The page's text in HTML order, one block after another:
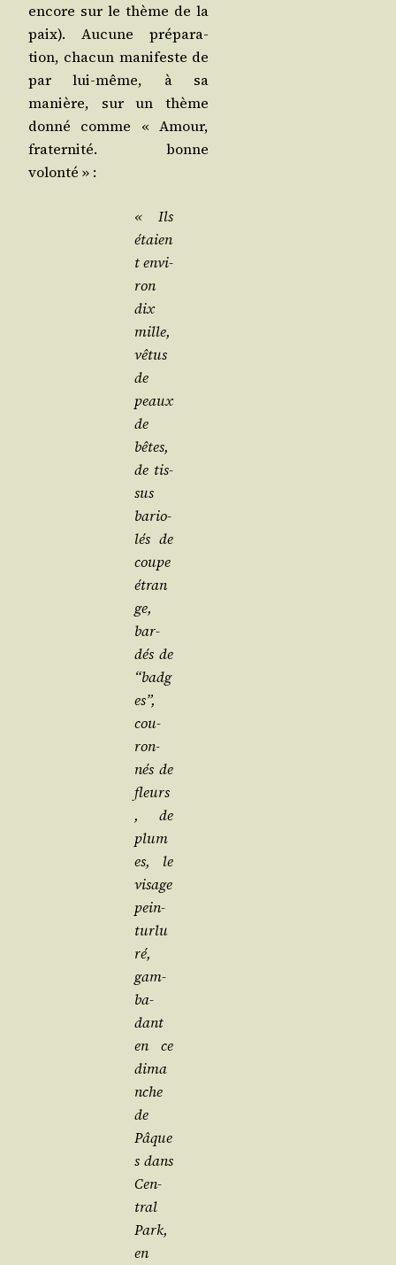
encore sur le thème de la
paix). Aucune pré­pa­ra­
tion, cha­cun mani­feste de
par lui-même, à sa
manière, sur un thème
don­né comme « Amour,
fra­ter­ni­té. bonne
volonté » :
« Ils
étaien
t envi­
ron
dix
mille,
vêtus
de
peaux
de
bêtes,
de tis­
sus
bario­
lés de
coupe
étran
ge,
bar­
dés de
“badg
es”,
cou­
ron­
nés de
fleurs
, de
plum
es, le
visage
pein­
tur­lu­
ré,
gam­
ba­
dant
en ce
dima
nche
de
Pâque
s dans
Cen­
tral
Park,
en